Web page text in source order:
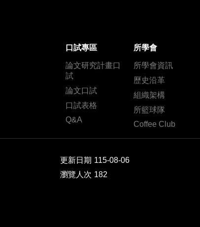
口試專區
論文研究計畫口
試
論文口試
口試表格
Q&A
所學會
所學會資訊
歷史沿革
組織架構
所籃球隊
Coffee Club
更新日期 115-08-06
瀏覽人次 182